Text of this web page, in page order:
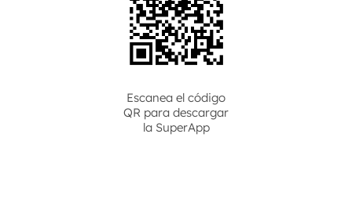
Escanea el código
QR para descargar
la SuperApp